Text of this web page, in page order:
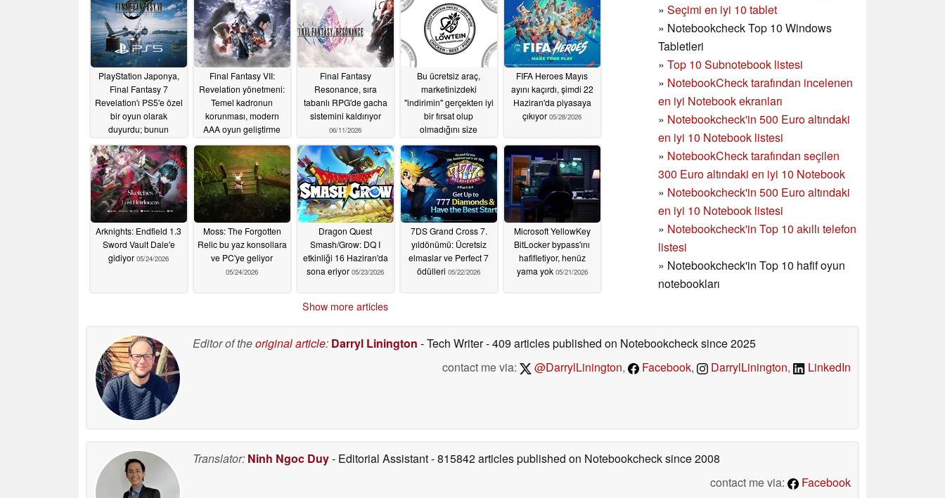
» Seçimi en iyi 10 tablet
» Notebookcheck Top 10 Windows
Tabletleri
» Top 10 Subnotebook listesi
» NotebookCheck tarafından incelenen
en iyi Notebook ekranları
» Notebookcheck'in 500 Euro altındaki
en iyi 10 Notebook listesi
» NotebookCheck tarafından seçilen
300 Euro altındaki en iyi 10 Notebook
» Notebookcheck'in 500 Euro altındaki
en iyi 10 Notebook listesi
» Notebookcheck'in Top 10 akıllı telefon
listesi
» Notebookcheck'in Top 10 hafif oyun
notebookları
PlayStation Japonya,
Final Fantasy 7
Revelation'ı PS5'e özel
bir oyun olarak
duyurdu; bunun
06/13/2026
Final Fantasy VII:
Revelation yönetmeni:
Temel kadronun
korunması, modern
AAA oyun geliştirme
kaynaklanan
gecikmelerin
önlenmesine yardımcı
oldu06/11/2026
Final Fantasy
Resonance, sıra
tabanlı RPG'de gacha
sistemini kaldırıyor
06/11/2026
Bu ücretsiz araç,
marketinizdeki
"indirimin" gerçekten iyi
bir fırsat olup
olmadığını size
verilerini kullanıyor
06/09/2026
FIFA Heroes Mayıs
ayını kaçırdı, şimdi 22
Haziran'da piyasaya
çıkıyor 05/28/2026
Arknights: Endfield 1.3
Sword Vault Dale'e
gidiyor 05/24/2026
Moss: The Forgotten
Relic bu yaz konsollara
ve PC'ye geliyor
05/24/2026
Dragon Quest
Smash/Grow: DQ I
etkinliği 16 Haziran'da
sona eriyor 05/23/2026
7DS Grand Cross 7.
yıldönümü: Ücretsiz
elmaslar ve Perfect 7
ödülleri 05/22/2026
Microsoft YellowKey
BitLocker bypass'ını
hafifletiyor, henüz
yama yok 05/21/2026
Show more articles
Editor of theoriginal article: Darryl Linington - Tech Writer- 409 articles published on Notebookchecksince 2025
contact me via:
@DarrylLinington, Facebook, DarrylLinington, LinkedIn
Translator: Ninh Ngoc Duy- Editorial Assistant- 815842 articles published on Notebookchecksince 2008
contact me via:
Facebook